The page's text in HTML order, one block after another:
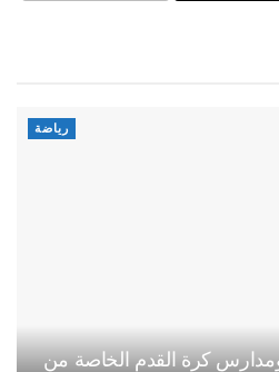
رياضة
ومدارس كرة القدم الخاصة من